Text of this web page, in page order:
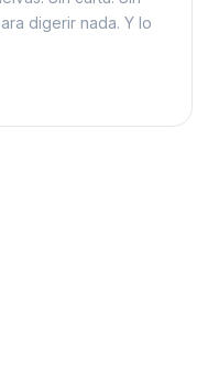
digerir nada. Y lo